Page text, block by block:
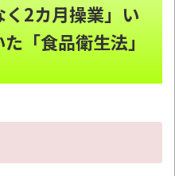
海外事務所を全廃へ
めにあるだけ」NEW!
」憲法研究者199人、廃
旗破損して逮捕され
2カ月操業」い
「食品衛生法」